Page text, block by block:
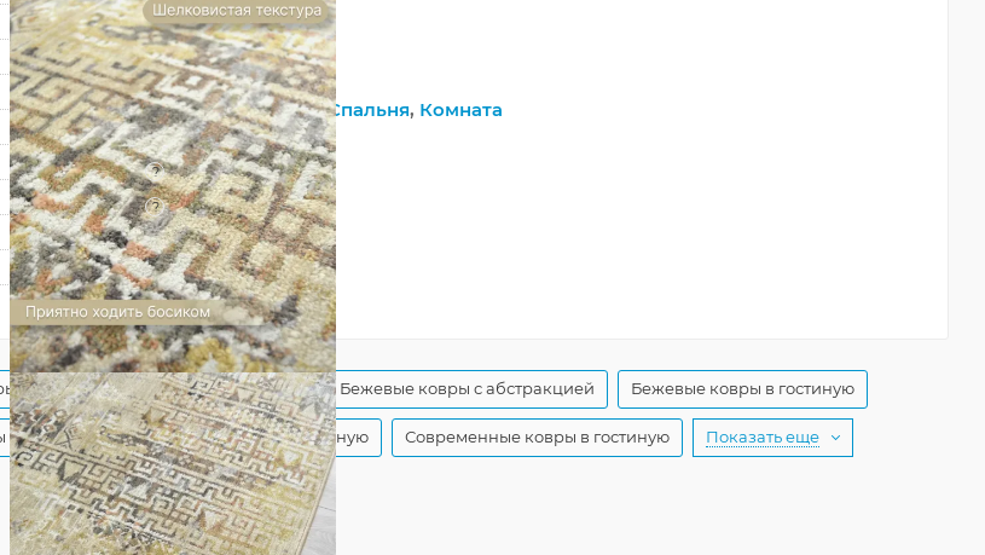
Мехран
54005XJ7
Гостиная,Зал,Спальня, Комната
На пол
?
Джутовая
?
Рельефный
120
170
Современные бежевые ковры Бежевые ковры с абстракцией Бежевые ковры в гостиную
с абстракцией Серые ковры в гостиную Современные ковры в гостиную Показать еще